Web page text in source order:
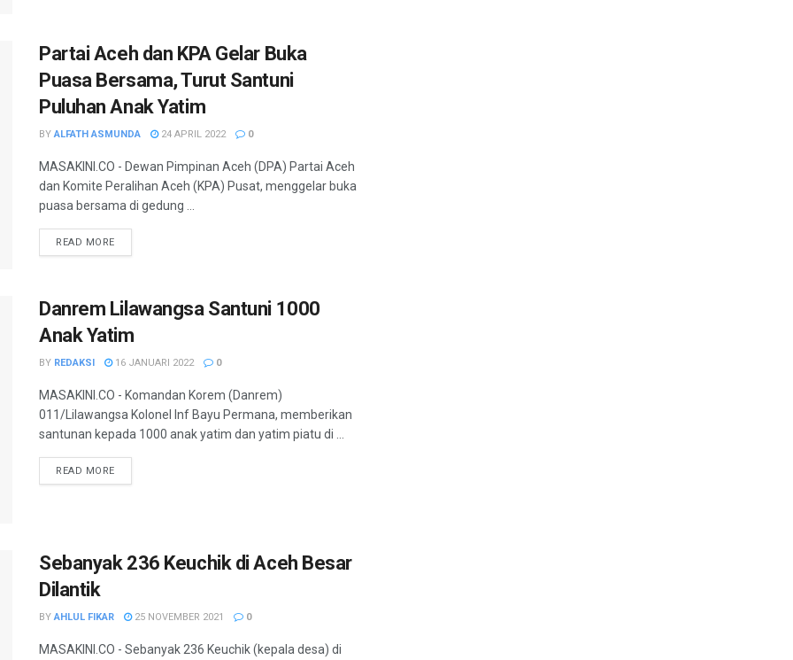
Partai Aceh dan KPA Gelar Buka
Puasa Bersama, Turut Santuni
Puluhan Anak Yatim
BY ALFATH ASMUNDA 24 APRIL 2022 0
MASAKINI.CO - Dewan Pimpinan Aceh (DPA) Partai Aceh
dan Komite Peralihan Aceh (KPA) Pusat, menggelar buka
puasa bersama di gedung ...
READ MORE
Danrem Lilawangsa Santuni 1000
Anak Yatim
BY REDAKSI 16 JANUARI 2022 0
MASAKINI.CO - Komandan Korem (Danrem)
011/Lilawangsa Kolonel Inf Bayu Permana, memberikan
santunan kepada 1000 anak yatim dan yatim piatu di ...
READ MORE
Sebanyak 236 Keuchik di Aceh Besar
Dilantik
BY AHLUL FIKAR 25 NOVEMBER 2021 0
MASAKINI.CO - Sebanyak 236 Keuchik (kepala desa) di